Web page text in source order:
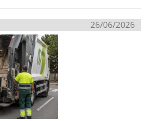
26/06/2026